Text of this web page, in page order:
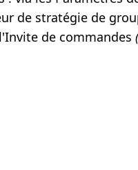
de stratégie de
de commandes